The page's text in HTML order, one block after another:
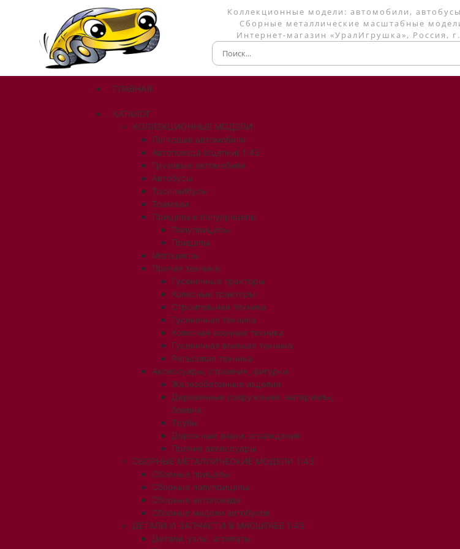
Коллекционные модели: автомобили,
Сборные металлические масштабные
Интернет-магазин «УралИгрушка», Россия,
ГЛАВНАЯ
КАТАЛОГ
КОЛЛЕКЦИОННЫЕ МОДЕЛИ
Легковые автомобили
Автопоезда (сцепки) 1:43
Грузовые автомобили
Автобусы
Троллейбусы
Трамваи
Прицепы и полуприцепы
Полуприцепы
Прицепы
Мотоциклы
Прочая техника
Гусеничные тракторы
Колесные тракторы
Строительная техника
Гусеничная техника
Колесная военная техника
Гусеничная военная техника
Рельсовая техника
Аксессуары, строения, фигурки
Железобетонные изделия
Деревянные сооружения, материалы,
бревна
Трубы
Дорожные знаки, ограждения
Прочие аксессуары
СБОРНЫЕ МЕТАЛЛИЧЕСКИЕ МОДЕЛИ 1:43
Сборные прицепы
Сборные полуприцепы
Сборные автопоезда
Сборные модели автобусов
ДЕТАЛИ И ЗАПЧАСТИ В МАСШТАБЕ 1:43
Детали, узлы, агрегаты